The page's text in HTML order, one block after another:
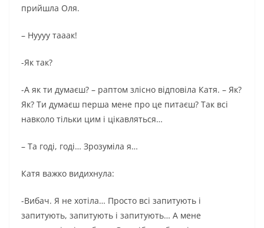
прийшла Оля.
– Нуууу тааак!
-Як так?
-А як ти думаєш? – раптом злісно відповіла Катя. – Як?
Як? Ти думаєш перша мене про це питаєш? Так всі
навколо тільки цим і цікавляться…
– Та годі, годі… Зрозуміла я…
Катя важко видихнула:
-Вибач. Я не хотіла… Просто всі запитують і
запитують, запитують і запитують… А мене